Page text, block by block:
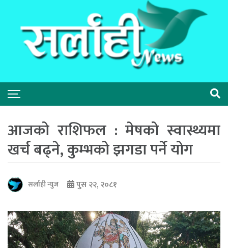
आजको राशिफल : मेषको स्वास्थ्यमा
खर्च बढ्ने, कुम्भको झगडा पर्ने योग
सर्लाही न्युज पुस २२, २०८१